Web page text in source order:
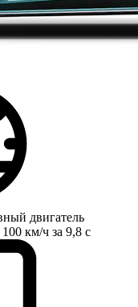
двигатель
км/ч за 9,8 с